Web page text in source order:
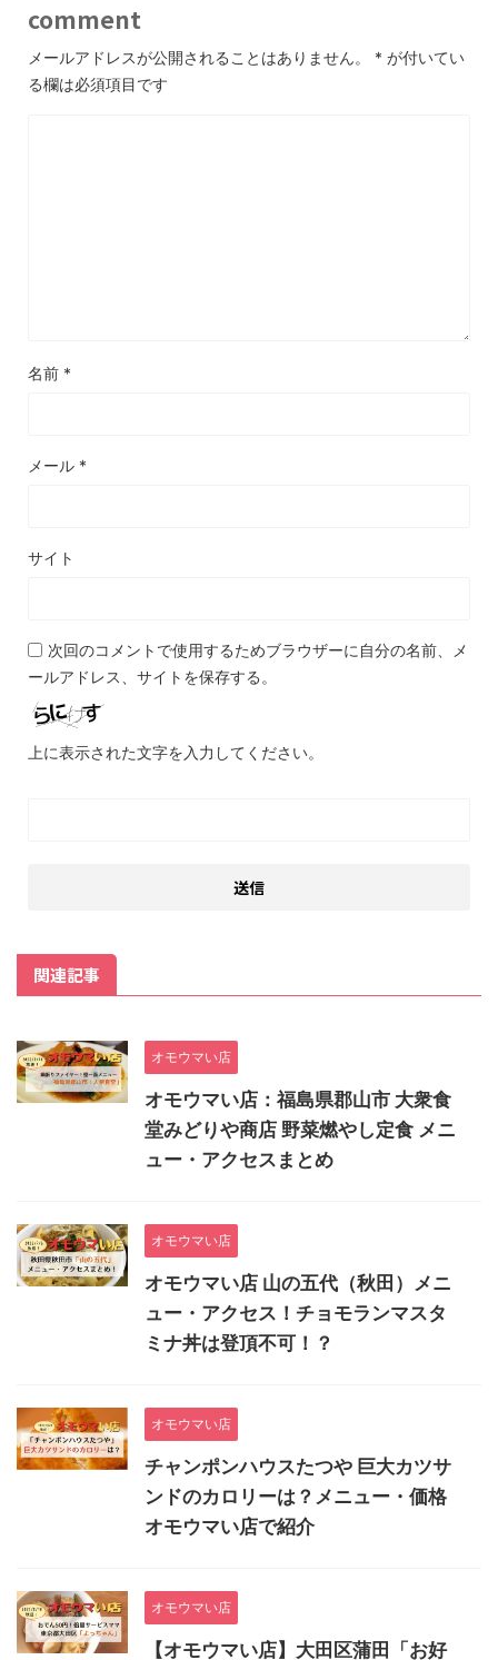
comment
メールアドレスが公開されることはありません。 * が付いてい
る欄は必須項目です
名前 *
メール *
サイト
次回のコメントで使用するためブラウザーに自分の名前、メ
ールアドレス、サイトを保存する。
上に表示された文字を入力してください。
関連記事
オモウマい店
オモウマい店：福島県郡山市 大衆食
堂みどりや商店 野菜燃やし定食 メニ
ュー・アクセスまとめ
オモウマい店
オモウマい店 山の五代（秋田）メニ
ュー・アクセス！チョモランマスタ
ミナ丼は登頂不可！？
オモウマい店
チャンポンハウスたつや 巨大カツサ
ンドのカロリーは？メニュー・価格
オモウマい店で紹介
オモウマい店
【オモウマい店】大田区蒲田「お好